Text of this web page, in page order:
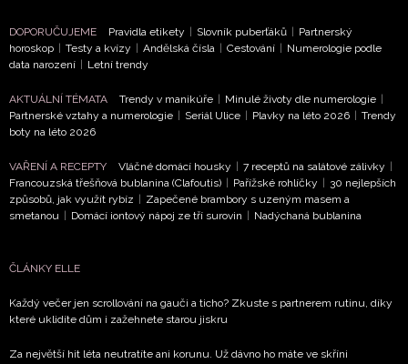
NEWSLETTER
Přihlášením k newsletteru souhlasíte s Obchodními
podmínkami společnosti BurdaMedia Extra s.r.o.
Vašimi údaji pracovat zejména k organizaci a
Chcete navíc dostávat i další zajímavé a exkluzivní
informace od našich partnerů? Pokud souhlasíte se
DOPORUČUJEME Pravidla etikety | Slovník puberťáků | Partnerský
horoskop | Testy a kvízy | Andělská čísla | Cestování | Numerologie podle
data narození | Letní trendy
AKTUÁLNÍ TÉMATA Trendy v manikúře | Minulé životy dle numerologie |
Partnerské vztahy a numerologie | Seriál Ulice | Plavky na léto 2026 | Trendy
boty na léto 2026
VAŘENÍ A RECEPTY Vláčné domácí housky | 7 receptů na salátové zálivky |
Francouzská třešňová bublanina (Clafoutis) | Pařížské rohlíčky | 30 nejlepších
způsobů, jak využít rybíz | Zapečené brambory s uzeným masem a
smetanou | Domácí iontový nápoj ze tří surovin | Nadýchaná bublanina
ČLÁNKY ELLE
Každý večer jen scrollování na gauči a ticho? Zkuste s partnerem rutinu, díky
které uklidíte dům i zažehnete starou jiskru
Za největší hit léta neutratíte ani korunu. Už dávno ho máte ve skříni